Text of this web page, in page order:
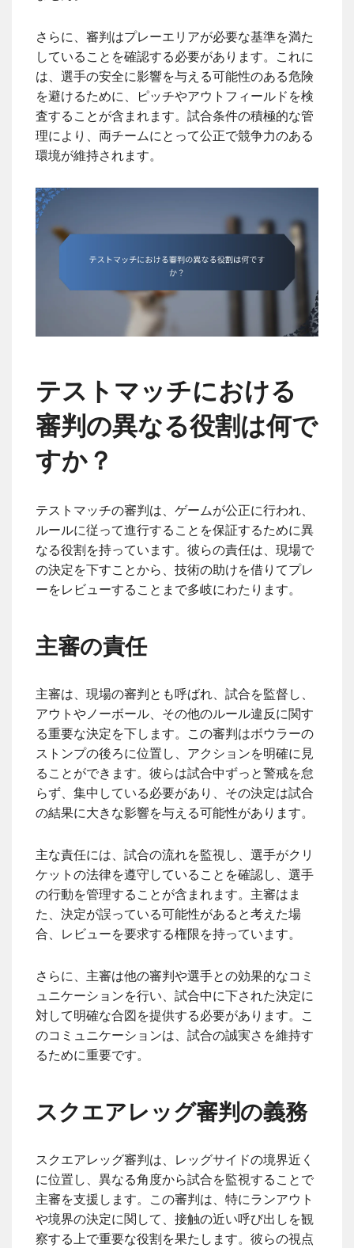
さらに、審判はプレーエリアが必要な基準を満た
していることを確認する必要があります。これに
は、選手の安全に影響を与える可能性のある危険
を避けるために、ピッチやアウトフィールドを検
査することが含まれます。試合条件の積極的な管
理により、両チームにとって公正で競争力のある
環境が維持されます。
テストマッチにおける
審判の異なる役割は何で
すか？
テストマッチの審判は、ゲームが公正に行われ、
ルールに従って進行することを保証するために異
なる役割を持っています。彼らの責任は、現場で
の決定を下すことから、技術の助けを借りてプレ
ーをレビューすることまで多岐にわたります。
主審の責任
主審は、現場の審判とも呼ばれ、試合を監督し、
アウトやノーボール、その他のルール違反に関す
る重要な決定を下します。この審判はボウラーの
ストンプの後ろに位置し、アクションを明確に見
ることができます。彼らは試合中ずっと警戒を怠
らず、集中している必要があり、その決定は試合
の結果に大きな影響を与える可能性があります。
主な責任には、試合の流れを監視し、選手がクリ
ケットの法律を遵守していることを確認し、選手
の行動を管理することが含まれます。主審はま
た、決定が誤っている可能性があると考えた場
合、レビューを要求する権限を持っています。
さらに、主審は他の審判や選手との効果的なコミ
ュニケーションを行い、試合中に下された決定に
対して明確な合図を提供する必要があります。こ
のコミュニケーションは、試合の誠実さを維持す
るために重要です。
スクエアレッグ審判の義務
スクエアレッグ審判は、レッグサイドの境界近く
に位置し、異なる角度から試合を監視することで
主審を支援します。この審判は、特にランアウト
や境界の決定に関して、接触の近い呼び出しを観
察する上で重要な役割を果たします。彼らの視点